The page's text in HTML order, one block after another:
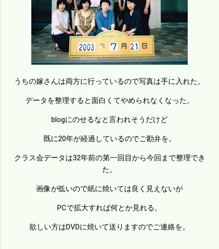
うちの嫁さんは両方に行っているので写真は手に入れた。
データを整理すると面白くてやめられなくなった。
blogにのせるなと言われそうだけど
既に20年が経過しているのでご勘弁を。
クラス会データは32年前の第一回目から今回まで整理でき
た。
画像が低いので紙に焼いては良く見えないが
PCで拡大すれば何とか見れる。
欲しい方はDVDに焼いて送りますのでご連絡を。